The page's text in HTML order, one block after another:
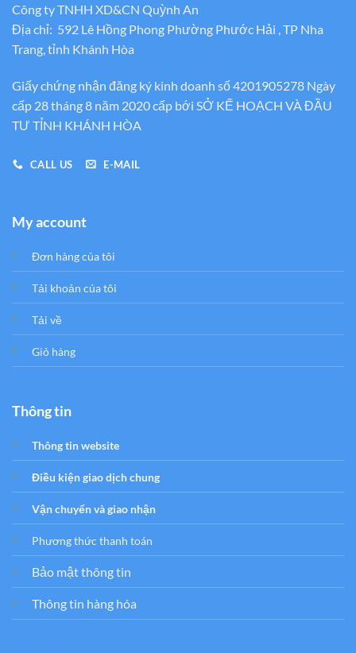
Công ty TNHH XD&CN Quỳnh An
Địa chỉ: 592 Lê Hồng Phong Phường Phước Hải , TP Nha
Trang, tỉnh Khánh Hòa
Giấy chứng nhận đăng ký kinh doanh số 4201905278 Ngày
cấp 28 tháng 8 năm 2020 cấp bới SỞ KẾ HOẠCH VÀ ĐẦU
TƯ TỈNH KHÁNH HÒA
CALL US E-MAIL
My account
Đơn hàng của tôi
Tải khoản của tôi
Tải về
Giỏ hàng
Thông tin
Thông tin website
Điều kiện giao dịch chung
Vận chuyển và giao nhận
Phương thức thanh toán
Bảo mật thông tin
Thông tin hàng hóa